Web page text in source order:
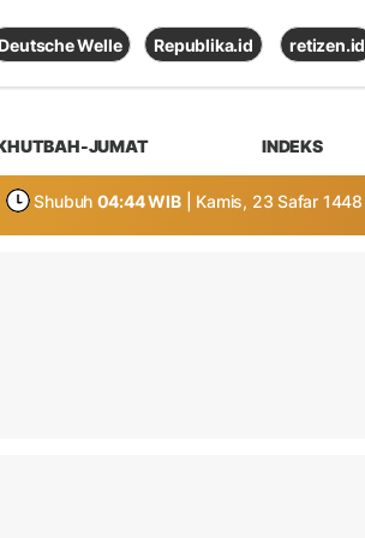
Deutsche Welle Republika.id retizen.id
JUMAT INDEKS
Shubuh 04:44 WIB | Kamis, 23 Safar 1448